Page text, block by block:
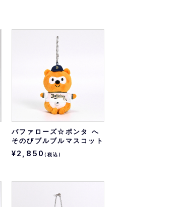
バファローズ☆ポンタ へ
そのびブルブルマスコット
¥2,850(税込)